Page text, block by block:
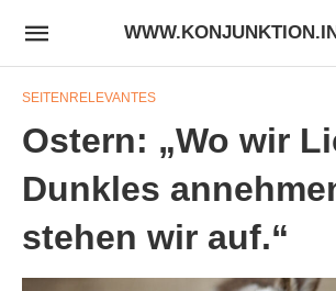
SEITENRELEVANTES
Ostern: „Wo wir
Dunkles
stehen wir auf.“